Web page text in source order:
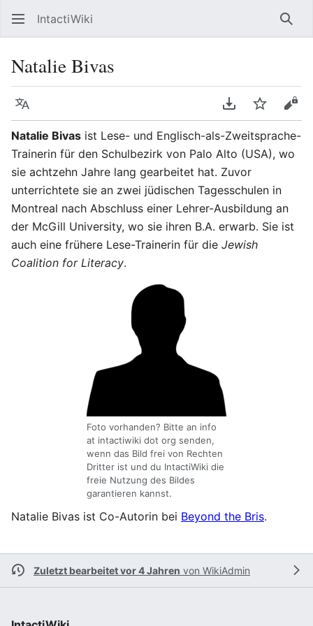
IntactiWiki
Natalie Bivas
Sprache PDF
Natalie Bivas ist Lese- und Englisch-als-Zweitsprache-
Trainerin für den Schulbezirk von Palo Alto (USA), wo
sie achtzehn Jahre lang gearbeitet hat. Zuvor
unterrichtete sie an zwei jüdischen Tagesschulen in
Montreal nach Abschluss einer Lehrer-Ausbildung an
der McGill University, wo sie ihren B.A. erwarb. Sie ist
auch eine frühere Lese-Trainerin für die Jewish
Coalition for Literacy.
Foto vorhanden? Bitte an info
at intactiwiki dot org senden,
wenn das Bild frei von Rechten
Dritter ist und du IntactiWiki die
freie Nutzung des Bildes
garantieren kannst.
Natalie Bivas ist Co-Autorin bei Beyond the Bris.
Zuletzt bearbeitet vor 4 Jahren von WikiAdmin